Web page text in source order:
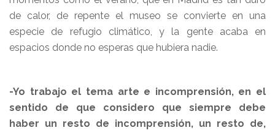
de calor, de repente el museo se convierte en una
especie de refugio climático, y la gente acaba en
espacios donde no esperas que hubiera nadie.
-Yo trabajo el tema arte e incomprensión, en el
sentido de que considero que siempre debe
haber un resto de incomprensión, un resto de,